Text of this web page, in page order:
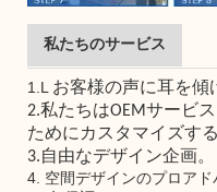
私たちのサービス
1.L お客様の声に耳を傾
2.私たちはOEMサービ
ためにカスタマイズす
3.自由なデザイン企画。
4. 空間デザインのプロアド